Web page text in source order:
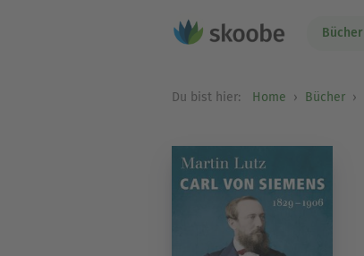
Bücher
Du bist hier: Home Bücher